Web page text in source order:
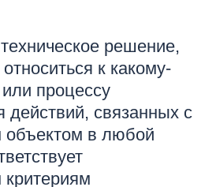
решение,
к какому-
процессу
действий, связанных с
в любой